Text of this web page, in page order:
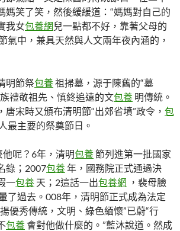
媽笑了笑，然後緩緩道：“媽媽對自己的
我女包養網兒一點都不好，靠著父母的
氣中，兼具天然與人文兩年夜內涵的，
節祭包養祖掃墓，源于陳舊的“墓
禮敬祖先、慎終追遠的文包養 明傳統。
宋時又頒布清明節“出郊省墳”政令， 包
最主要的祭奠節日。
呢？6年，清明包養節列進第一批國家
錄；2007包養年，國務院正式通過決
一包養 天；2這話一出包養網 ，裴母臉
了過去。008年，清明節正式成為法定
優秀傳統，文明、綠色緬懷”已蔚“行
包養會對他做什麼的。”藍沐說道。然成